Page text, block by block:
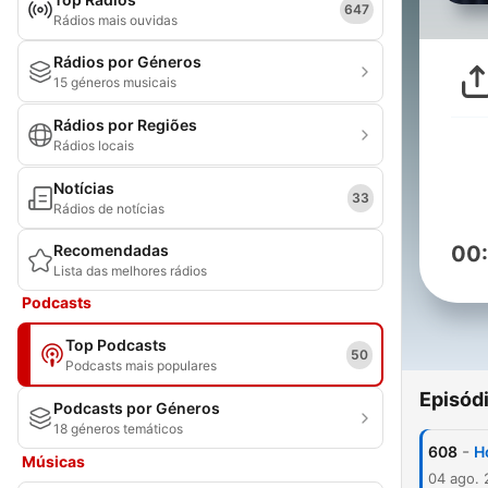
Rádios mais ouvidas
647
Rádios por Géneros
15 géneros musicais
Rádios por Regiões
Rádios locais
Notícias
Rádios de notícias
33
Recomendadas
Lista das melhores rádios
Podcasts
Top Podcasts
Podcasts mais populares
50
Podcasts por Géneros
18 géneros temáticos
Músicas
608 -
04 ago.